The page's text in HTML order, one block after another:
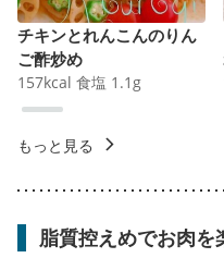
チキンとれんこんのりん
ご酢炒め
157kcal 食塩 1.1 g
もっと見る
脂質控えめでお肉を